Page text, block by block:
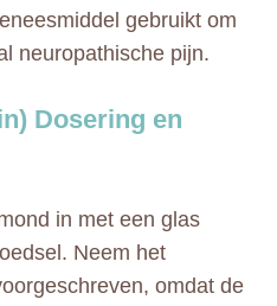
gebruikt om
neuropathische pijn.
Dosering en
in met een glas
Neem het
omdat de